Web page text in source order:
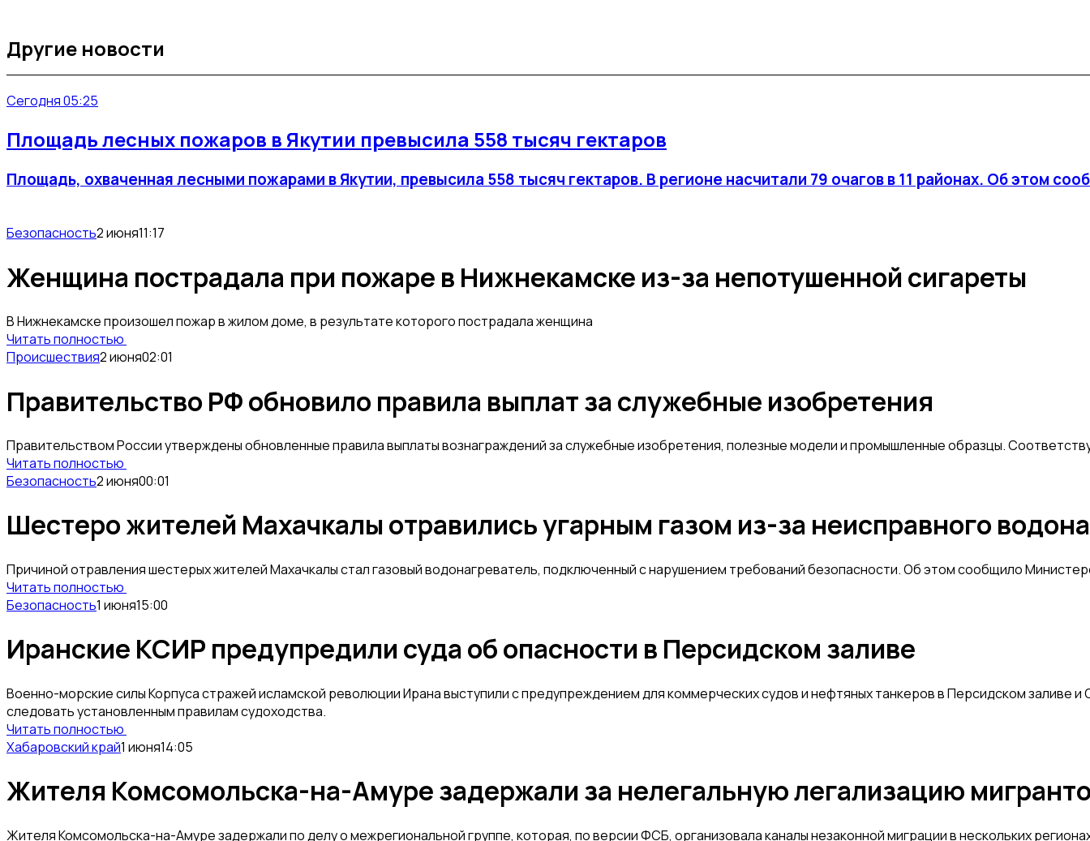
Другие новости
Сегодня 05:25
Площадь лесных пожаров в Якутии превысила 558 тысяч гектаров
Площадь, охваченная лесными пожарами в Якутии, превысила 558 тысяч гектаров. В регионе насчитали 79 очагов в 11 районах. Об этом
Безопасность2 июня11:17
Женщина пострадала при пожаре в Нижнекамске из-за непотушенной сигареты
В Нижнекамске произошел пожар в жилом доме, в результате которого пострадала женщина
Читать полностью
Происшествия2 июня02:01
Правительство РФ обновило правила выплат за служебные изобретения
Правительством России утверждены обновленные правила выплаты вознаграждений за служебные изобретения, полезные модели и промышленные образцы.
Читать полностью
Безопасность2 июня00:01
Шестеро жителей Махачкалы отравились угарным газом из-за неисправного
Причиной отравления шестерых жителей Махачкалы стал газовый водонагреватель, подключенный с нарушением требований безопасности. Об этом сообщило
Читать полностью
Безопасность1 июня15:00
Иранские КСИР предупредили суда об опасности в Персидском заливе
Военно-морские силы Корпуса стражей исламской революции Ирана выступили с предупреждением для коммерческих судов и нефтяных танкеров в Персидском заливе
следовать установленным правилам судоходства.
Читать полностью
Хабаровский край1 июня14:05
Жителя Комсомольска-на-Амуре задержали за нелегальную легализацию
Жителя Комсомольска-на-Амуре задержали по делу о межрегиональной группе, которая, по версии ФСБ, организовала каналы незаконной миграции в нескольких